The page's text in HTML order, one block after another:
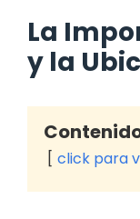
La
y la
click para